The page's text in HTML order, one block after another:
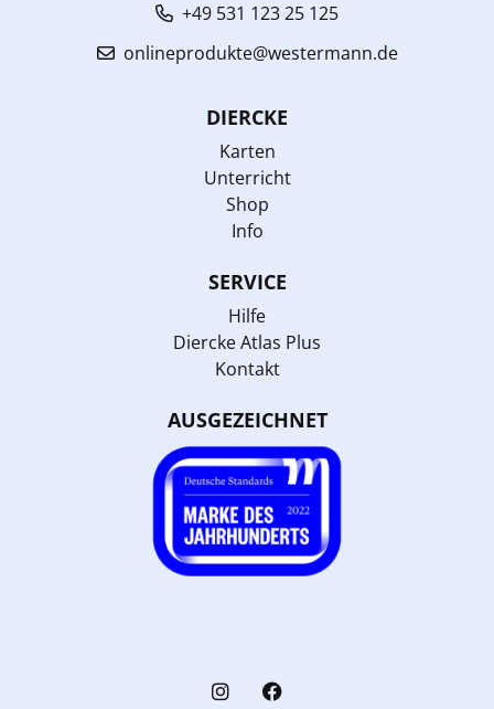
+49 531 123 25 125
onlineprodukte@westermann.de
DIERCKE
Karten
Unterricht
Shop
Info
SERVICE
Hilfe
Diercke Atlas Plus
Kontakt
AUSGEZEICHNET